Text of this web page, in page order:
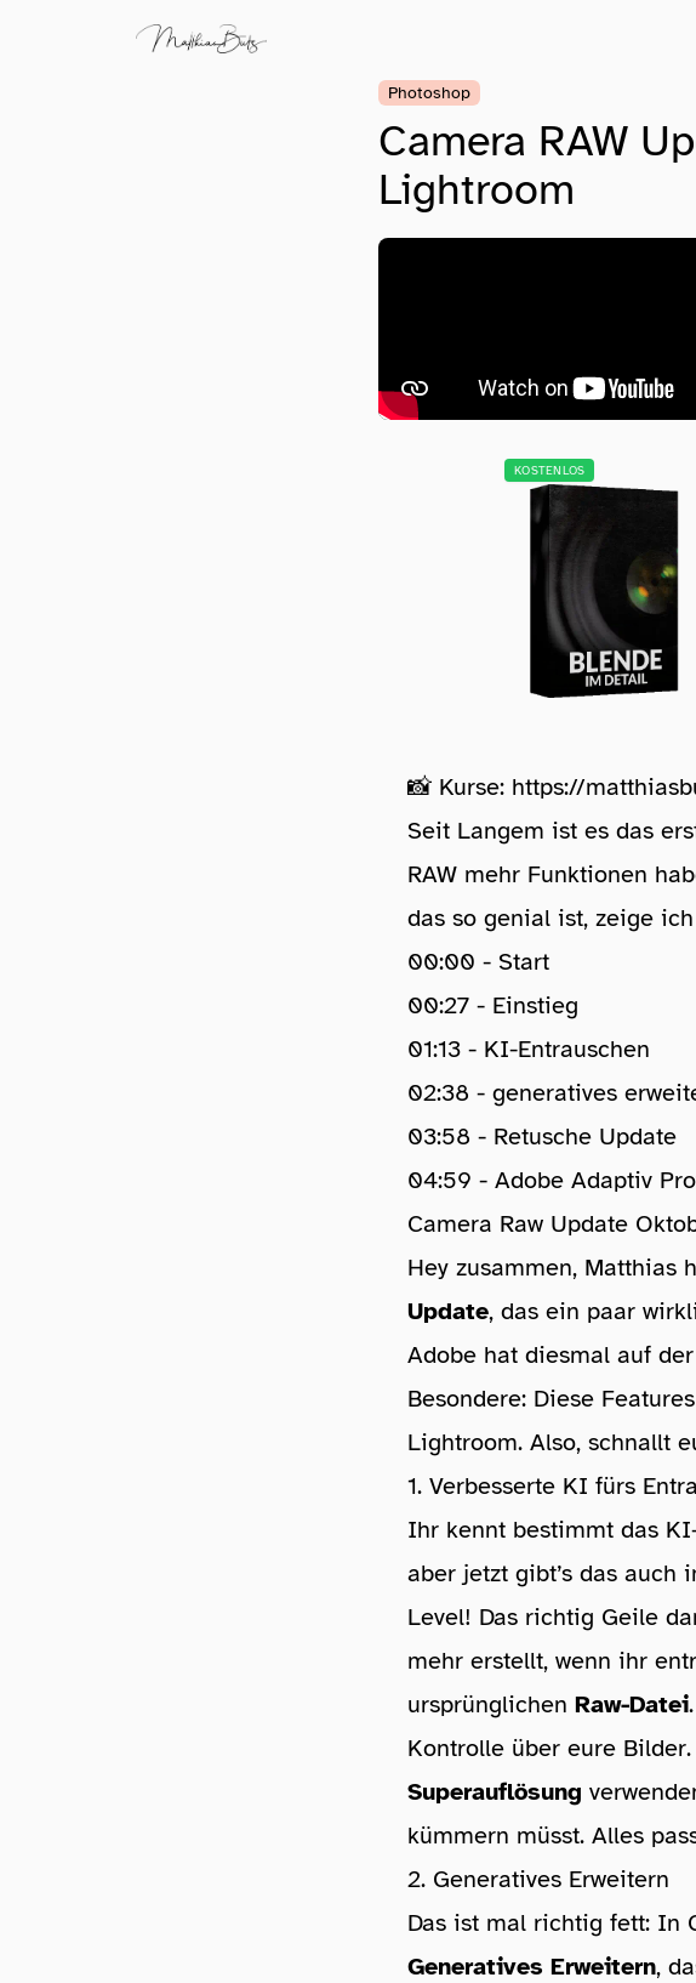
Photoshop
Camera RAW
Lightroom
KOSTENLOS
📸 Kurse: https://
Seit Langem ist es das
RAW mehr Funktionen
das so genial ist, zeige
00:00 - Start
00:27 - Einstieg
01:13 - KI-Entrauschen
02:38 - generatives
03:58 - Retusche Update
04:59 - Adobe Adaptiv
Camera Raw Update
Hey zusammen, Matthias
Update, das ein paar
Adobe hat diesmal auf
Besondere: Diese
Lightroom. Also, schnallt
1. Verbesserte KI fürs
Ihr kennt bestimmt das
aber jetzt gibt’s das auch
Level! Das richtig Geile
mehr erstellt, wenn ihr
ursprünglichen Raw-Datei
Kontrolle über eure
Superauflösung
kümmern müsst. Alles
2. Generatives Erweitern
Das ist mal richtig fett: In
Generatives Erweitern,